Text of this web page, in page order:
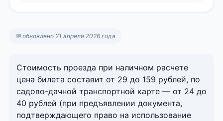
📅 обновлено 21 апреля 2026 года
Стоимость проезда при наличном расчете
цена билета составит от 29 до 159 рублей, по
садово-дачной транспортной карте — от 24 до
40 рублей (при предъявлении документа,
подтверждающего право на использование